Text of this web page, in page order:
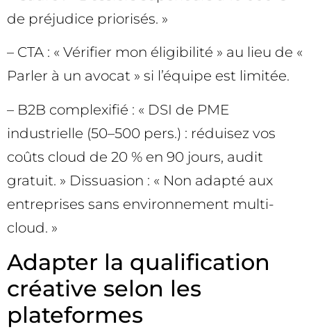
de préjudice priorisés. »
– CTA : « Vérifier mon éligibilité » au lieu de «
Parler à un avocat » si l’équipe est limitée.
– B2B complexifié : « DSI de PME
industrielle (50–500 pers.) : réduisez vos
coûts cloud de 20 % en 90 jours, audit
gratuit. » Dissuasion : « Non adapté aux
entreprises sans environnement multi-
cloud. »
Adapter la qualification
créative selon les
plateformes